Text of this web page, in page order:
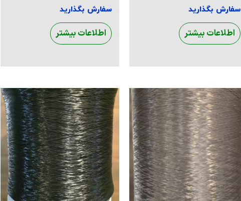
سفارش بگذارید
اطلاعات بیشتر
سفارش بگذارید
اطلاعات بیشتر